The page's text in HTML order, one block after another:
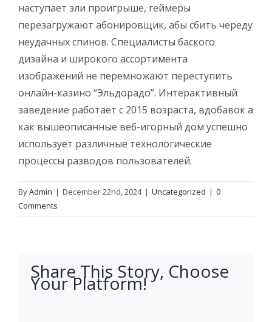
наступает зли проигрыше, геймеры
перезагружают абонировщик, абы сбить череду
неудачных спинов. Специалисты баского
дизайна и широкого ассортимента
изображений не перемножают переступить
онлайн-казино “Эльдорадо”. Интерактивный
заведение работает с 2015 возраста, вдобавок а
как вышеописанные веб-игорный дом успешно
использует различные технологические
процессы разводов пользователей.
ByAdmin | December 22nd, 2024 | Uncategorized | 0
Comments
Share This Story, Choose
Your Platform!